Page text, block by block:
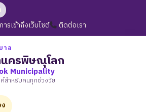
การเข้าถึงเว็บไซต์ ติดต่อเรา
าล
นครพิษณุโลก
Municipality
ค์สำหรับคนทุกช่วงวัย